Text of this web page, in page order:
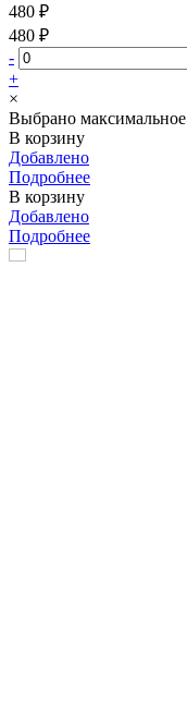
480 ₽
480 ₽
-
+
×
Выбрано максимальное
В корзину
Добавлено
Подробнее
В корзину
Добавлено
Подробнее